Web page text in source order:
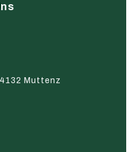
Muttenz